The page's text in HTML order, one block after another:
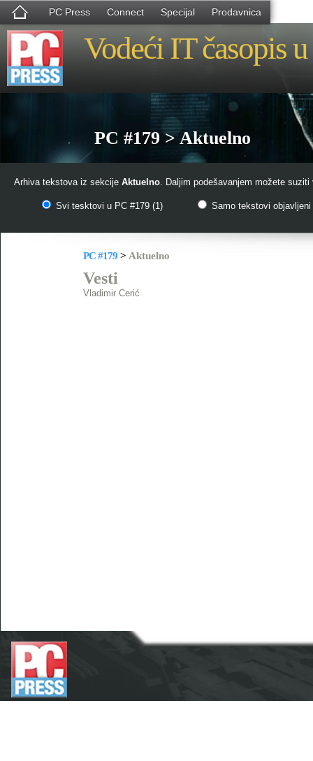
PC Press Connect Specijal Prodavnica
Vodeći IT časopis
PC #179 > Aktuelno
Arhiva tekstova iz sekcije Aktuelno. Daljim podešavanjem možete suziti
Svi tesktovi u PC #179 (1) Samo tekstovi objavljeni
PC #179 > Aktuelno
Vesti
Vladimir Cerić